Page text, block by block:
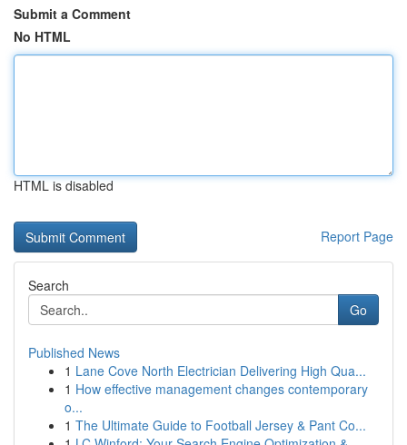
Submit a Comment
No HTML
HTML is disabled
Report Page
Search
Go
Published News
1 Lane Cove North Electrician Delivering High Qua...
1 How effective management changes contemporary
o...
1 The Ultimate Guide to Football Jersey & Pant Co...